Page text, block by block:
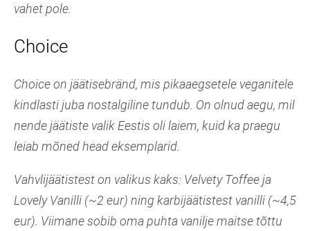
vahet pole.
Choice
Choice on jäätisebränd, mis pikaaegsetele veganitele
kindlasti juba nostalgiline tundub. On olnud aegu, mil
nende jäätiste valik Eestis oli laiem, kuid ka praegu
leiab mõned head eksemplarid.
Vahvlijäätistest on valikus kaks: Velvety Toffee ja
Lovely Vanilli (~2 eur) ning karbijäätistest vanilli (~4,5
eur). Viimane sobib oma puhta vanilje maitse tõttu